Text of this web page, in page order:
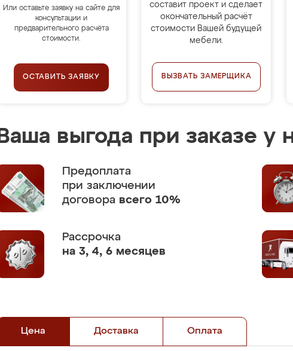
Или оставьте заявку на сайте для
консультации и
предварительного расчёта
стоимости.
ОСТАВИТЬ ЗАЯВКУ
составит проект и сделает
окончательный расчёт
стоимости Вашей будущей
мебели.
ВЫЗВАТЬ ЗАМЕРЩИКА
Ваша выгода при заказе у
Предоплата
при заключении
договора всего 10%
Рассрочка
на 3, 4, 6 месяцев
Цена Доставка Оплата